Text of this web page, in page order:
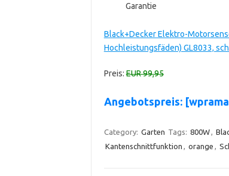
Garantie
Black+Decker Elektro-
Hochleistungsfäden) GL8033,
Preis:EUR 99,95
Angebotspreis:
Category: Garten Tags: 800W,
Kantenschnittfunktion , orange ,